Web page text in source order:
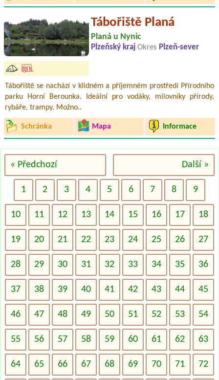
Tábořiště Planá
Planá u Nynic
Plzeňský kraj Okres Plzeň-sever
Tábořiště se nachází v klidném a příjemném prostředí Přírodního
parku Horní Berounka. Ideální pro vodáky, milovníky přírody,
rybáře, trampy. Možno..
Schránka Mapa Informace
« Předchozí Další »
1 2 3 4 5 6 7 8 9
10 11 12 13 14 15 16 17 18
19 20 21 22 23 24 25 26 27
28 29 30 31 32 33 34 35 36
37 38 39 40 41 42 43 44 45
46 47 48 49 50 51 52 53 54
55 56 57 58 59 60 61 62 63
64 65 66 67 68 69 70 71 72